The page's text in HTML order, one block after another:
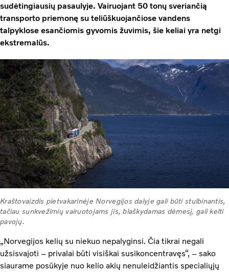
sudėtingiausių pasaulyje. Vairuojant 50 tonų sveriančią
transporto priemonę su teliūškuojančiose vandens
talpyklose esančiomis gyvomis žuvimis, šie keliai yra netgi
ekstremalūs.
Kraštovaizdis pietvakarinėje Norvegijos dalyje gali būti stulbinantis,
tačiau sunkvežimių vairuotojams jis, blaškydamas dėmesį, gali kelti
pavojų.
„Norvegijos kelių su niekuo nepalyginsi. Čia tikrai negali
užsisvajoti – privalai būti visiškai susikoncentravęs“, – sako
siaurame posūkyje nuo kelio akių nenuleidžiantis specialiųjų